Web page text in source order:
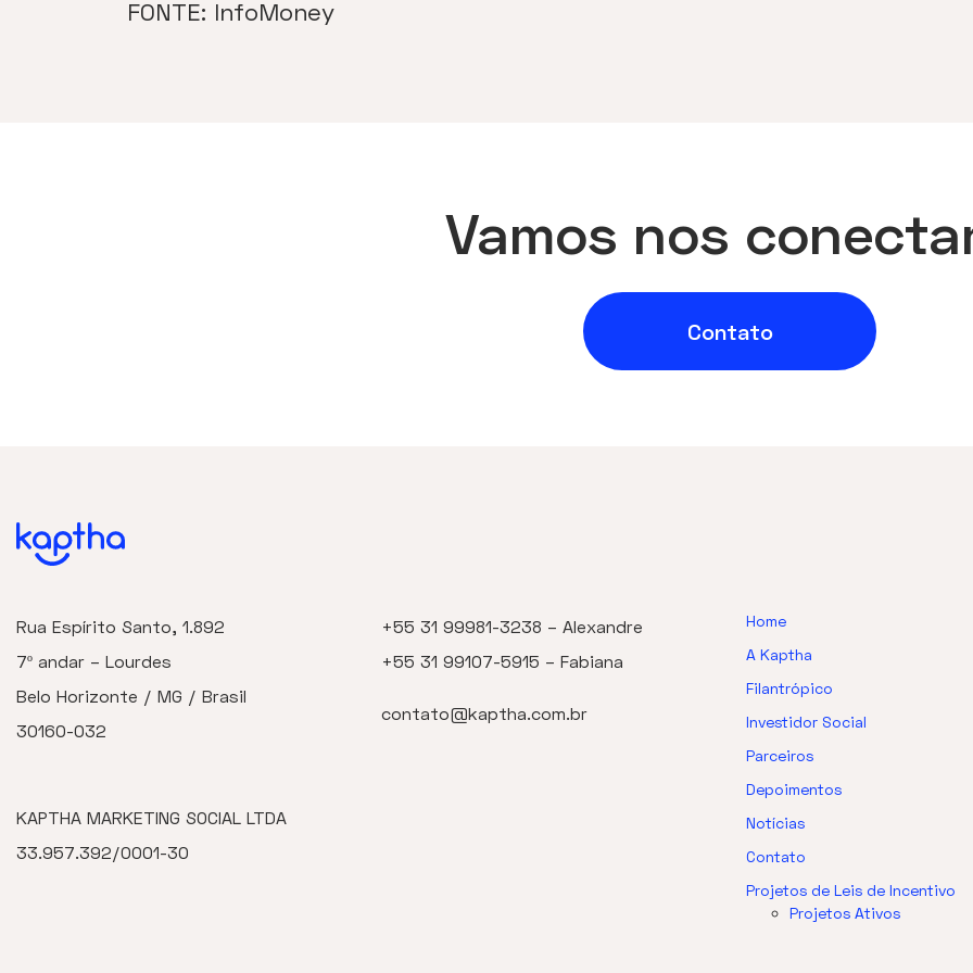
FONTE: InfoMoney
Vamos nos
Contato
Rua Espírito Santo, 1.892
7º andar – Lourdes
Belo Horizonte / MG / Brasil
30160-032
KAPTHA MARKETING SOCIAL LTDA
33.957.392/0001-30
+55 31 99981-3238 – Alexandre
+55 31 99107-5915 – Fabiana
contato@kaptha.com.br
Home
A Kaptha
Filantrópico
Investidor Social
Parceiros
Depoimentos
Notícias
Contato
Projetos de Leis de Incentivo
Projetos Ativos